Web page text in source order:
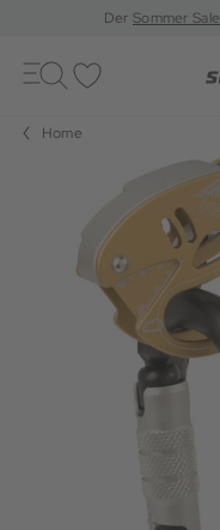
DerSommer Sale
Toggle
navigation
Home